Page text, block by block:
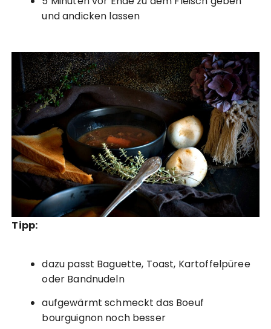
und andicken lassen
Tipp:
dazu passt Baguette, Toast, Kartoffelpüree
oder Bandnudeln
aufgewärmt schmeckt das Boeuf
bourguignon noch besser